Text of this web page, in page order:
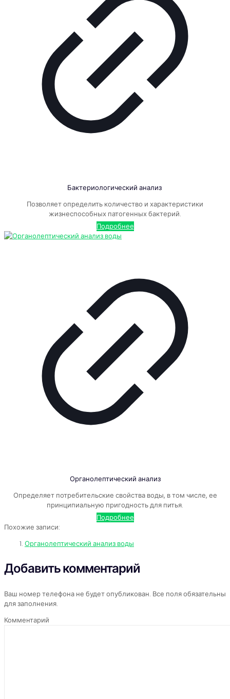
Бактериологический анализ
Позволяет определить количество и характеристики
жизнеспособных патогенных бактерий.
Подробнее
Органолептический анализ
Определяет потребительские свойства воды, в том числе, ее
принципиальную пригодность для питья.
Подробнее
Похожие записи:
Органолептический анализ воды
Добавить комментарий
Ваш номер телефона не будет опубликован. Все поля обязательны
для заполнения.
Комментарий